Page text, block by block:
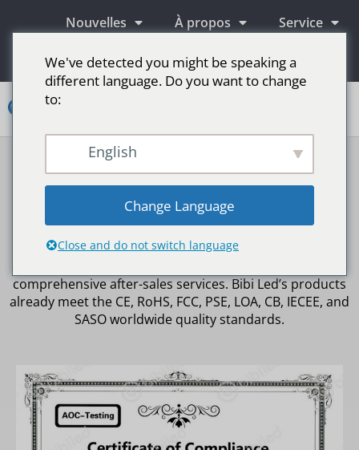
Nouvelles À propos Service
Information
Bibi Led is a leading LED display manufacturer that has
been specializing in LED display manufacturing for over
comprehensive after-sales services. Bibi Led’s products
already meet the CE, RoHS, FCC, PSE, LOA, CB, IECEE, and
SASO worldwide quality standards.
We've detected you might be speaking a
different language. Do you want to change
to:
English
Change Language
Close and do not switch language